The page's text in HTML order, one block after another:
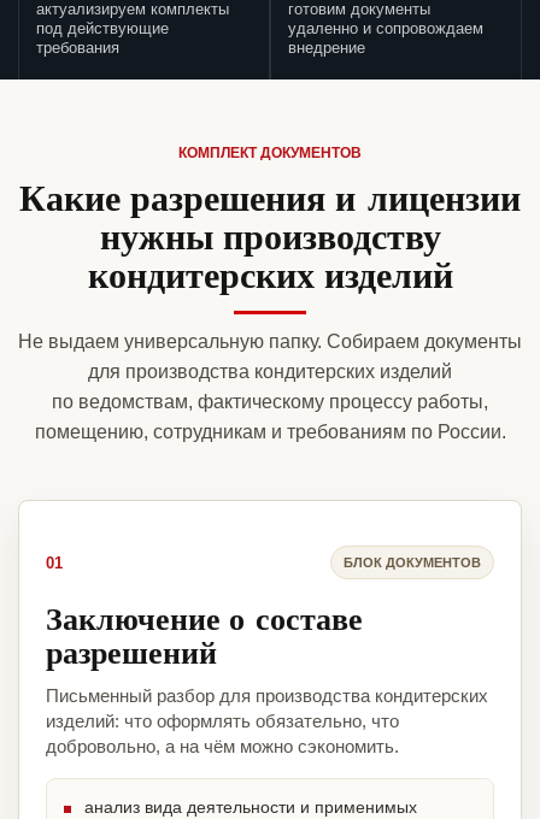
актуализируем комплекты
под действующие
требования
готовим документы
удаленно и сопровождаем
внедрение
КОМПЛЕКТ ДОКУМЕНТОВ
Какие разрешения и лицензии
нужны производству
кондитерских изделий
Не выдаем универсальную папку. Собираем документы
для производства кондитерских изделий
по ведомствам, фактическому процессу работы,
помещению, сотрудникам и требованиям по России.
01 БЛОК ДОКУМЕНТОВ
Заключение о составе
разрешений
Письменный разбор для производства кондитерских
изделий: что оформлять обязательно, что
добровольно, а на чём можно сэкономить.
анализ вида деятельности и применимых